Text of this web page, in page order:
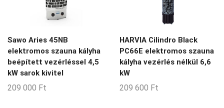
9-15-m3
9-18-m3
9-20-m3
9-35-m3
Nincs Termék
Sawo Aries 45NB
elektromos szauna kályha
beépített vezérléssel 4,5
kW sarok kivitel
209 000 Ft
HARVIA Cilindro Black
PC66E elektromos szauna
kályha vezérlés nélkül 6,6
kW
209 600 Ft